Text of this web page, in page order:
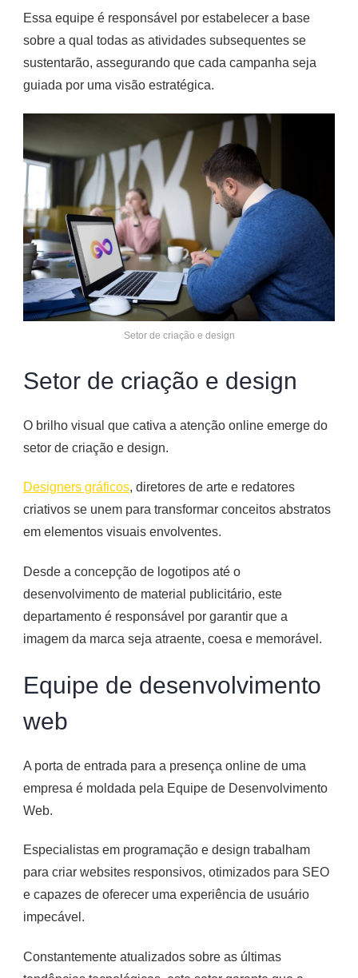
Essa equipe é responsável por estabelecer a base
sobre a qual todas as atividades subsequentes se
sustentarão, assegurando que cada campanha seja
guiada por uma visão estratégica.
Setor de criação e design
Setor de criação e design
O brilho visual que cativa a atenção online emerge do
setor de criação e design.
Designers gráficos, diretores de arte e redatores
criativos se unem para transformar conceitos abstratos
em elementos visuais envolventes.
Desde a concepção de logotipos até o
desenvolvimento de material publicitário, este
departamento é responsável por garantir que a
imagem da marca seja atraente, coesa e memorável.
Equipe de desenvolvimento
web
A porta de entrada para a presença online de uma
empresa é moldada pela Equipe de Desenvolvimento
Web.
Especialistas em programação e design trabalham
para criar websites responsivos, otimizados para SEO
e capazes de oferecer uma experiência de usuário
impecável.
Constantemente atualizados sobre as últimas